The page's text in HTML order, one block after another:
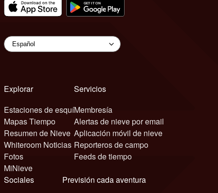
Explorar
Estaciones de esquí
Mapas Tiempo
Resumen de Nieve
Whiteroom Noticias
Fotos
MiNieve
Servicios
Membresía
Alertas de nieve por email
Aplicación móvil de nieve
Reporteros de campo
Feeds de tiempo
Sociales
Previsión cada aventura